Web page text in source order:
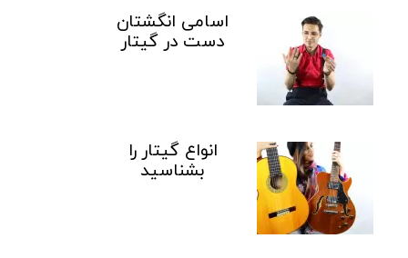
اسامی انگشتان
دست در گیتار
انواع گیتار را
بشناسید